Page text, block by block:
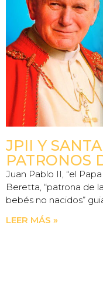
JPII Y
PATRONOS
Juan Pablo II, “el
Beretta, “patrona de
bebés no nacidos”
LEER MÁS »